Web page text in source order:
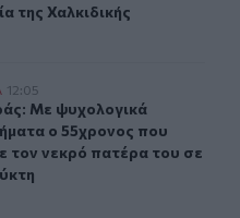
της Χαλκιδικής
ο 55χρονος
12:05
Με ψυχολογικά
Με ψυχολογικά
ο 55χρονος που
τον νεκρό πατέρα του σε